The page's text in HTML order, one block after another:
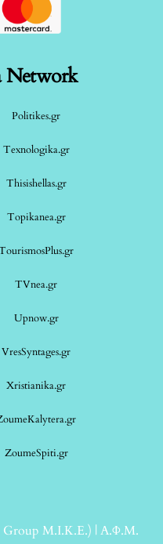
Network
Politikes.gr
Texnologika.gr
Thisishellas.gr
Topikanea.gr
TVnea.gr
Upnow.gr
VresSyntages.gr
Xristianika.gr
ZoumeSpiti.gr
Μ.Ι.Κ.Ε.) | Α.Φ.Μ.